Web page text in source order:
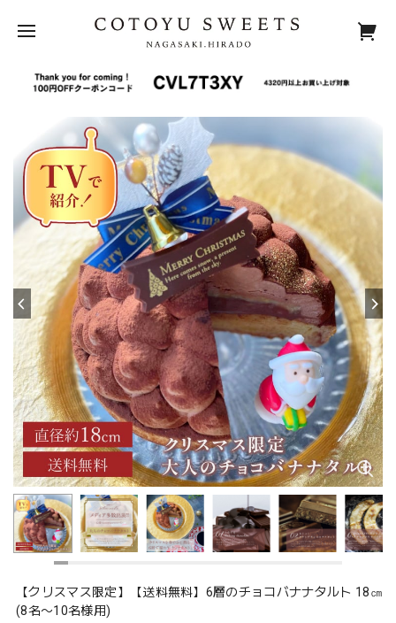
【クリスマス限定】【送料無料】6層のチョコバナナタルト 18㎝
(8名〜10名様用)